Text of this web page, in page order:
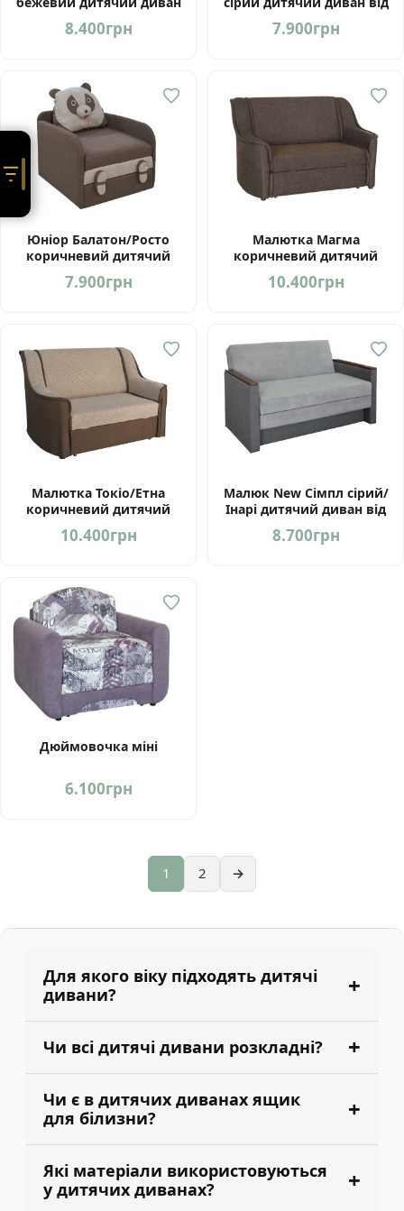
від Мебель-Сервіс Україна
8.400грн
Мебель-Сервіс Україна
7.900грн
Юніор Балатон/Росто
коричневий дитячий
диван від Мебель-Сервіс
Україна
7.900грн
Малютка Магма
коричневий дитячий
диван від Мебель-Сервіс
Україна
10.400грн
Малютка Токіо/Етна
коричневий дитячий
диван від Мебель-Сервіс
Україна
10.400грн
Малюк New Сімпл сірий/
Інарі дитячий диван від
Мебель-Сервіс Україна
8.700грн
Дюймовочка міні
6.100грн
1 2 →
Для якого віку підходять дитячі
дивани?
Чи всі дитячі дивани розкладні?
Чи є в дитячих диванах ящик
для білизни?
Які матеріали використовуються
у дитячих диванах?